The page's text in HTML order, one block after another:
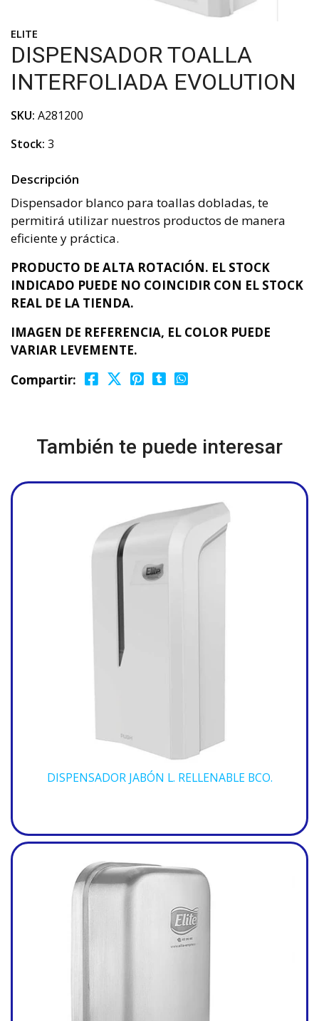
ELITE
DISPENSADOR TOALLA
INTERFOLIADA EVOLUTION
SKU: A281200
Stock: 3
Descripción
Dispensador blanco para toallas dobladas, te
permitirá utilizar nuestros productos de manera
eficiente y práctica.
PRODUCTO DE ALTA ROTACIÓN. EL STOCK
INDICADO PUEDE NO COINCIDIR CON EL STOCK
REAL DE LA TIENDA.
IMAGEN DE REFERENCIA, EL COLOR PUEDE
VARIAR LEVEMENTE.
Compartir:
También te puede interesar
DISPENSADOR JABÓN L. RELLENABLE BCO.